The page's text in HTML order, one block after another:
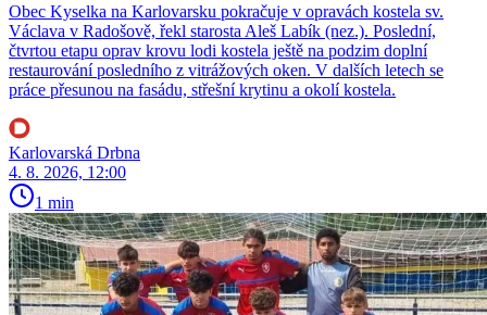
Obec Kyselka na Karlovarsku pokračuje v opravách kostela sv.
Václava v Radošově, řekl starosta Aleš Labík (nez.). Poslední,
čtvrtou etapu oprav krovu lodi kostela ještě na podzim doplní
restaurování posledního z vitrážových oken. V dalších letech se
práce přesunou na fasádu, střešní krytinu a okolí kostela.
Karlovarská Drbna
4. 8. 2026, 12:00
1 min